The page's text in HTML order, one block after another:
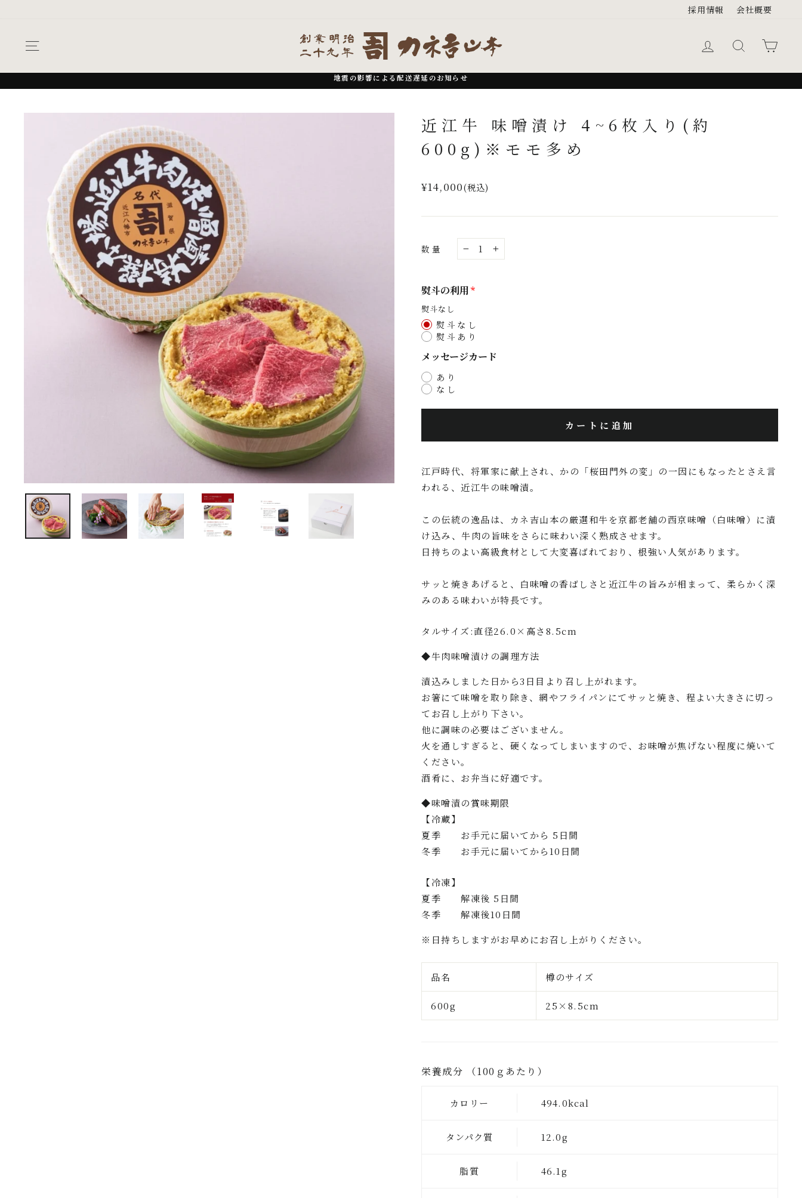
採用情報 会社概要
ログイン キーワード検
一
地震の影響による配送遅延のお知らせ
近江牛 味噌漬け 4~6枚入り(約
600g)※モモ多め
通
価
¥14,000(税込)
数量
+
熨斗の利用
熨斗なし
熨斗なし
熨斗あり
メッセージカード
あり
なし
カートに追加
江戸時代、将軍家に献上され、かの「桜田門外の変」の一因にもなったとさえ言
われる、近江牛の味噌漬。
この伝統の逸品は、カネ吉山本の厳選和牛を京都老舗の西京味噌（白味噌）に漬
け込み、牛肉の旨味をさらに味わい深く熟成させます。
日持ちのよい高級食材として大変喜ばれており、根強い人気があります。
サッと焼きあげると、白味噌の香ばしさと近江牛の旨みが相まって、柔らかく深
みのある味わいが特長です。
タルサイズ:直径26.0×高さ8.5cm
◆牛肉味噌漬けの調理方法
漬込みしました日から3日目より召し上がれます。
お箸にて味噌を取り除き、網やフライパンにてサッと焼き、程よい大きさに切っ
てお召し上がり下さい。
他に調味の必要はございません。
火を通しすぎると、硬くなってしまいますので、お味噌が焦げない程度に焼いて
ください。
酒肴に、お弁当に好適です。
◆味噌漬の賞味期限
【冷蔵】
夏季 お手元に届いてから 5日間
冬季 お手元に届いてから10日間
【冷凍】
夏季 解凍後 5日間
冬季 解凍後10日間
※日持ちしますがお早めにお召し上がりください。
品名 樽のサイズ
600g 25×8.5cm
栄養成分 （100ｇあたり）
カロリー 494.0kcal
タンパク質 12.0g
脂質 46.1g